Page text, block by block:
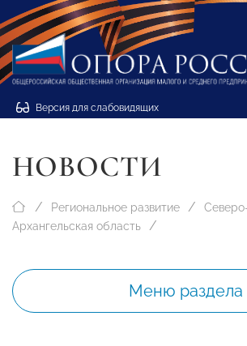
Версия для слабовидящих
НОВОСТИ
Региональное развитие
Архангельская область
Меню раздела